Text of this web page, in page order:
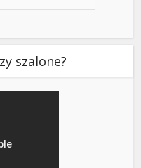
szalone?